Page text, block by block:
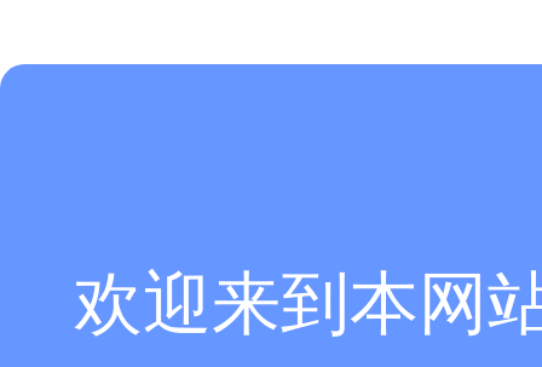
欢迎来到本网